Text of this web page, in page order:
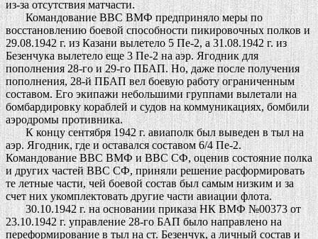
из-за отсутствия матчасти.
Командование ВВС ВМФ предприняло меры по
восстановлению боевой способности пикировочных полков и
29.08.1942 г. из Казани вылетело 5 Пе-2, а 31.08.1942 г. из
Безенчука вылетело еще 3 Пе-2 на аэр. Ягодник для
пополнения 28-го и 29-го ПБАП. Но, даже после получения
пополнения, 28-й ПБАП вел боевую работу ограниченным
составом. Его экипажи небольшими группами вылетали на
бомбардировку кораблей и судов на коммуникациях, бомбили
аэродромы противника.
К концу сентября 1942 г. авиаполк был выведен в тыл на
аэр. Ягодник, где и оставался составом 6/4 Пе-2.
Командование ВВС ВМФ и ВВС СФ, оценив состояние полка
и других частей ВВС СФ, приняли решение расформировать
те летные части, чей боевой состав был самым низким и за
счет них укомплектовать другие части авиации флота.
30.10.1942 г. на основании приказа НК ВМФ №00373 от
23.10.1942 г. управление 28-го БАП было направлено на
переформирование в тыл на ст. Безенчук, а личный состав и